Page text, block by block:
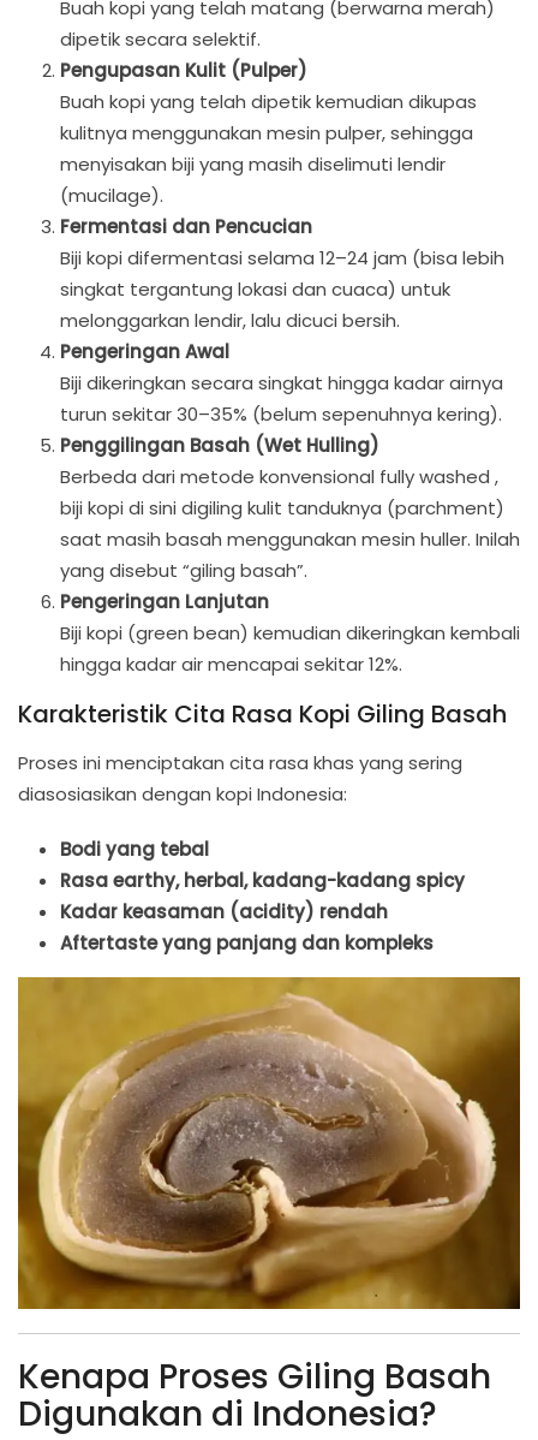
Buah kopi yang telah matang (berwarna merah)
dipetik secara selektif.
Pengupasan Kulit (Pulper)
Buah kopi yang telah dipetik kemudian dikupas
kulitnya menggunakan mesin pulper, sehingga
menyisakan biji yang masih diselimuti lendir
(mucilage).
Fermentasi dan Pencucian
Biji kopi difermentasi selama 12–24 jam (bisa lebih
singkat tergantung lokasi dan cuaca) untuk
melonggarkan lendir, lalu dicuci bersih.
Pengeringan Awal
Biji dikeringkan secara singkat hingga kadar airnya
turun sekitar 30–35% (belum sepenuhnya kering).
Penggilingan Basah (Wet Hulling)
Berbeda dari metode konvensional fully washed ,
biji kopi di sini digiling kulit tanduknya (parchment)
saat masih basah menggunakan mesin huller. Inilah
yang disebut “giling basah”.
Pengeringan Lanjutan
Biji kopi (green bean) kemudian dikeringkan kembali
hingga kadar air mencapai sekitar 12%.
Karakteristik Cita Rasa Kopi Giling Basah
Proses ini menciptakan cita rasa khas yang sering
diasosiasikan dengan kopi Indonesia:
Bodi yang tebal
Rasa earthy, herbal, kadang-kadang spicy
Kadar keasaman (acidity) rendah
Aftertaste yang panjang dan kompleks
Kenapa Proses Giling Basah
Digunakan di Indonesia?